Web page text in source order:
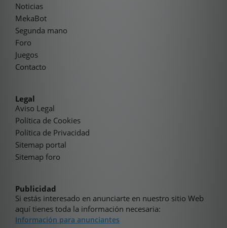
Noticias
MekaBot
Segunda mano
Foro
Juegos
Contacto
Legal
Aviso Legal
Política de Cookies
Política de Privacidad
Sitemap portal
Sitemap foro
Publicidad
Si estás interesado en anunciarte en nuestro sitio Web
aquí tienes toda la información necesaria:
Información para anunciantes